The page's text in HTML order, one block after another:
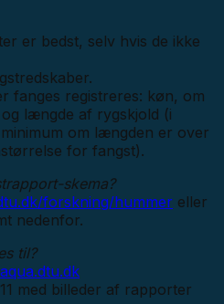
er bedst, selv hvis de ikke
fanges registreres: køn, om
længde af rygskjold (i
om længden er over
for fangst).
skema?
forskning/hummer eller
nedenfor.
til?
med billeder af rapporter